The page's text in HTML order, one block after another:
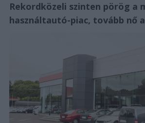
Rekordközeli szinten pörög a
használtautó-piac, tovább nő